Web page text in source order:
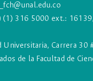
(1) 316 5000 ext.:
Universitaria, Carrera 30
de la Facultad de